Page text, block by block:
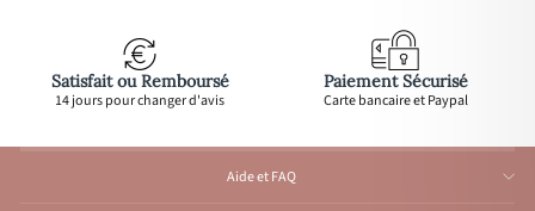
Satisfait ou Remboursé
14 jours pour changer d'avis
Paiement Sécurisé
Carte bancaire et Paypal
Aide et FAQ